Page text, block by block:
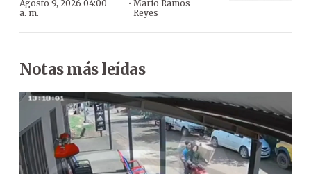
Agosto 9, 2026 04:00
a. m.
· Mario Ramos
Reyes
Notas más leídas